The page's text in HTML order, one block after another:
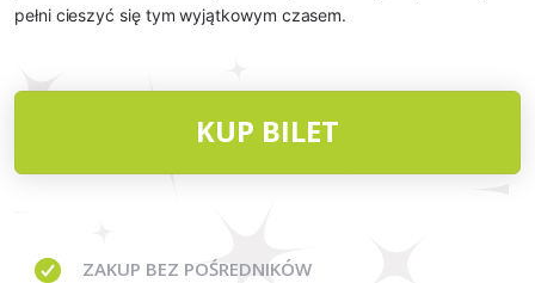
pełni cieszyć się tym wyjątkowym czasem.
KUP BILET
ZAKUP BEZ POŚREDNIKÓW